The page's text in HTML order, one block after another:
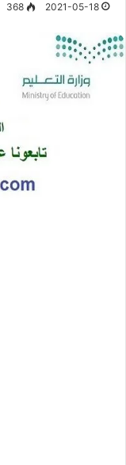
2021-05-18
368